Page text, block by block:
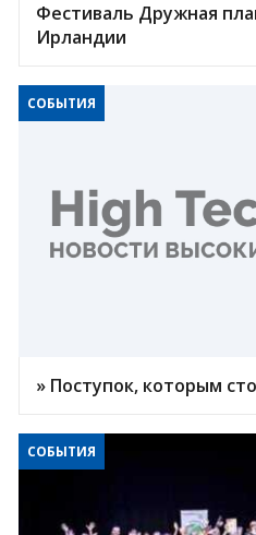
Фестиваль Дружная
Ирландии
СОБЫТИЯ
» Поступок, которым
СОБЫТИЯ